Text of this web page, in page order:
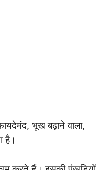
भूख बढ़ाने वाला,
है।